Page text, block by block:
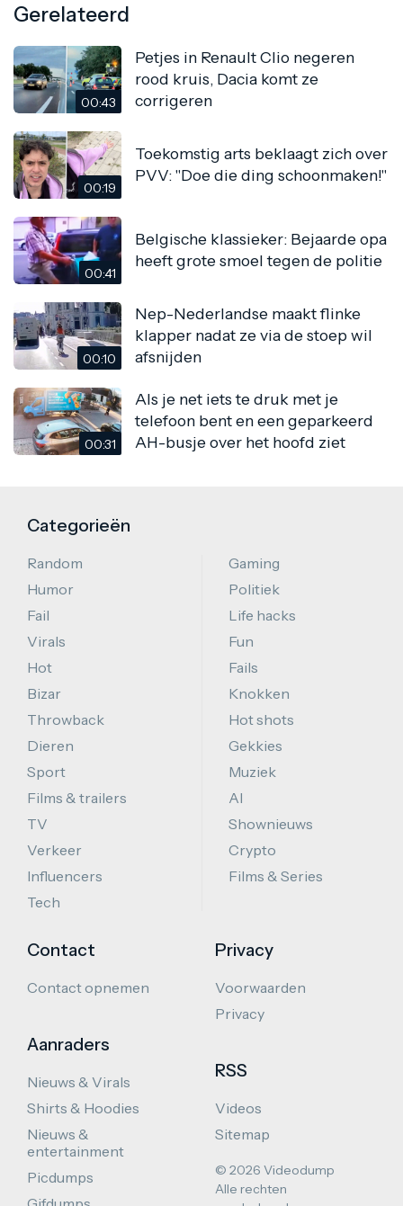
Gerelateerd
00:43
Petjes in Renault Clio negeren
rood kruis, Dacia komt ze
corrigeren
00:19
Toekomstig arts beklaagt zich over
PVV: "Doe die ding schoonmaken!"
00:41
Belgische klassieker: Bejaarde opa
heeft grote smoel tegen de politie
00:10
Nep-Nederlandse maakt flinke
klapper nadat ze via de stoep wil
afsnijden
00:31
Als je net iets te druk met je
telefoon bent en een geparkeerd
AH-busje over het hoofd ziet
Categorieën
Random
Humor
Fail
Virals
Hot
Bizar
Throwback
Dieren
Sport
Films & trailers
TV
Verkeer
Influencers
Tech
Gaming
Politiek
Life hacks
Fun
Fails
Knokken
Hot shots
Gekkies
Muziek
AI
Shownieuws
Crypto
Films & Series
Contact
Contact opnemen
Aanraders
Nieuws & Virals
Shirts & Hoodies
Nieuws &
entertainment
Picdumps
Privacy
Voorwaarden
Privacy
RSS
Videos
Sitemap
© 2026 Videodump
Alle rechten